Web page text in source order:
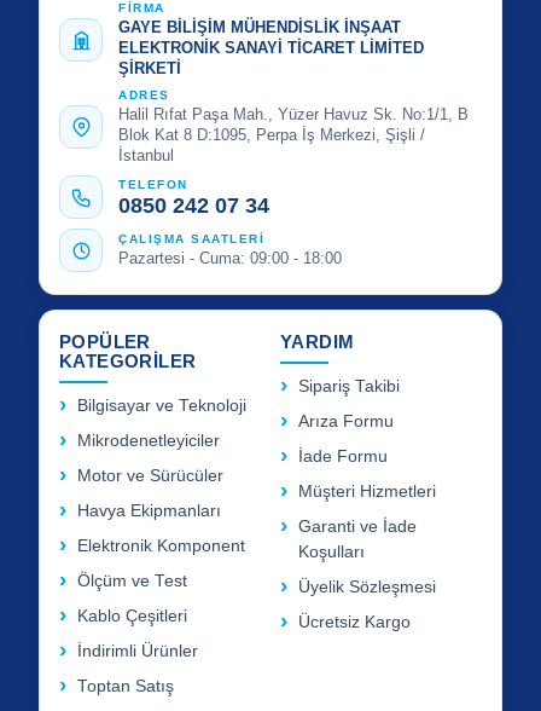
FİRMA
GAYE BİLİŞİM MÜHENDİSLİK İNŞAAT
ELEKTRONİK SANAYİ TİCARET LİMİTED
ŞİRKETİ
ADRES
Halil Rıfat Paşa Mah., Yüzer Havuz Sk. No:1/1, B
Blok Kat 8 D:1095, Perpa İş Merkezi, Şişli /
İstanbul
TELEFON
0850 242 07 34
ÇALIŞMA SAATLERİ
Pazartesi - Cuma: 09:00 - 18:00
POPÜLER
KATEGORİLER
Bilgisayar ve Teknoloji
Mikrodenetleyiciler
Motor ve Sürücüler
Havya Ekipmanları
Elektronik Komponent
Ölçüm ve Test
Kablo Çeşitleri
İndirimli Ürünler
Toptan Satış
YARDIM
Sipariş Takibi
Arıza Formu
İade Formu
Müşteri Hizmetleri
Garanti ve İade
Koşulları
Üyelik Sözleşmesi
Ücretsiz Kargo